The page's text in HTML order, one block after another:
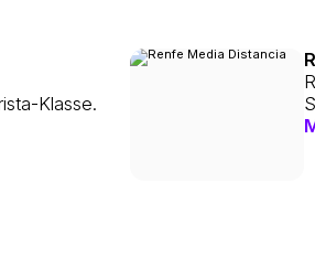
Klasse.